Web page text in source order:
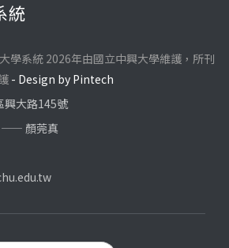
統
系統 2026年由國立中興大學維護，所刊
- Design by Pintech
興大路145號
—— 顏莞真